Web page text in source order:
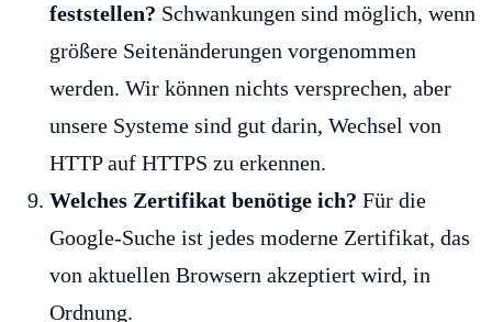
feststellen? Schwankungen sind möglich, wenn
größere Seitenänderungen vorgenommen
werden. Wir können nichts versprechen, aber
unsere Systeme sind gut darin, Wechsel von
HTTP auf HTTPS zu erkennen.
Welches Zertifikat benötige ich? Für die
Google-Suche ist jedes moderne Zertifikat, das
von aktuellen Browsern akzeptiert wird, in
Ordnung.